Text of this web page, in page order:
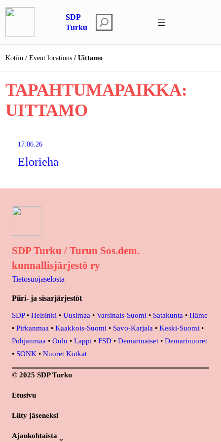
Siirry
sisältöön
SDP
Turku
t
s
i
Kotiin Event locations Uittamo
TAPAHTUMAPAIKKA:
UITTAMO
17.06.26
Elorieha
SDP Turku / Turun Sos.dem.
kunnallisjärjestö ry
Tietosuojaselosta
Piiri- ja sisarjärjestöt
SDP• Helsinki • Uusimaa • Varsinais-Suomi • Satakunta • Häme
• Pirkanmaa • Kaakkois-Suomi • Savo-Karjala • Keski-Suomi •
Pohjanmaa • Oulu • Lappi • FSD • Demarinaiset • Demarinuoret
• SONK • Nuoret Kotkat
© 2025 SDP Turku
Etusivu
Liity jäseneksi
Ajankohtaista